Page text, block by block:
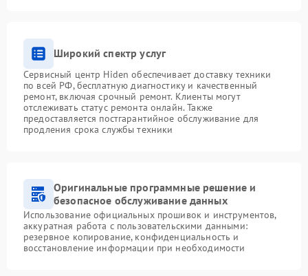
Широкий спектр услуг
Сервисный центр Hiden обеспечивает доставку техники
по всей РФ, бесплатную диагностику и качественный
ремонт, включая срочный ремонт. Клиенты могут
отслеживать статус ремонта онлайн. Также
предоставляется постгарантийное обслуживание для
продления срока службы техники
Оригинальные программные решение и
безопасное обслуживание данных
Использование официальных прошивок и инструментов,
аккуратная работа с пользовательскими данными:
резервное копирование, конфиденциальность и
восстановление информации при необходимости